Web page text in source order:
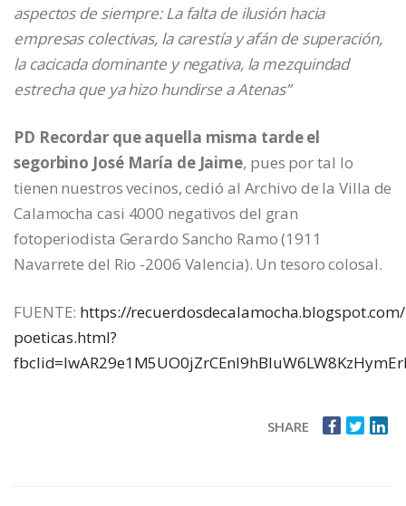
aspectos de siempre: La falta de ilusión hacia
empresas colectivas, la carestía y afán de superación,
la cacicada dominante y negativa, la mezquindad
estrecha que ya hizo hundirse a Atenas”
PD Recordar que aquella misma tarde el
segorbino José María de Jaime, pues por tal lo
tienen nuestros vecinos, cedió al Archivo de la Villa de
Calamocha casi 4000 negativos del gran
fotoperiodista Gerardo Sancho Ramo (1911
Navarrete del Rio -2006 Valencia). Un tesoro colosal.
FUENTE: https://
poeticas.html?
SHARE